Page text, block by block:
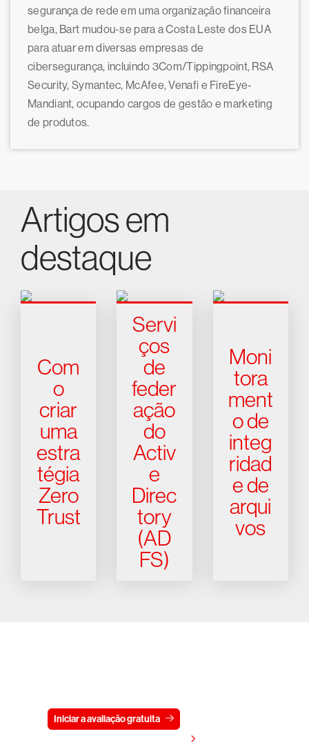
segurança de rede em uma organização financeira
belga, Bart mudou-se para a Costa Leste dos EUA
para atuar em diversas empresas de
cibersegurança, incluindo 3Com/Tippingpoint, RSA
Security, Symantec, McAfee, Venafi e FireEye-
Mandiant, ocupando cargos de gestão e marketing
de produtos.
Artigos em
destaque
Com
o
criar
uma
estra
tégia
Zero
Trust
Servi
ços
de
feder
ação
do
Activ
e
Direc
tory
(AD
FS)
Moni
tora
ment
o de
integ
ridad
e de
arqui
vos
Iniciar a avaliação gratuita